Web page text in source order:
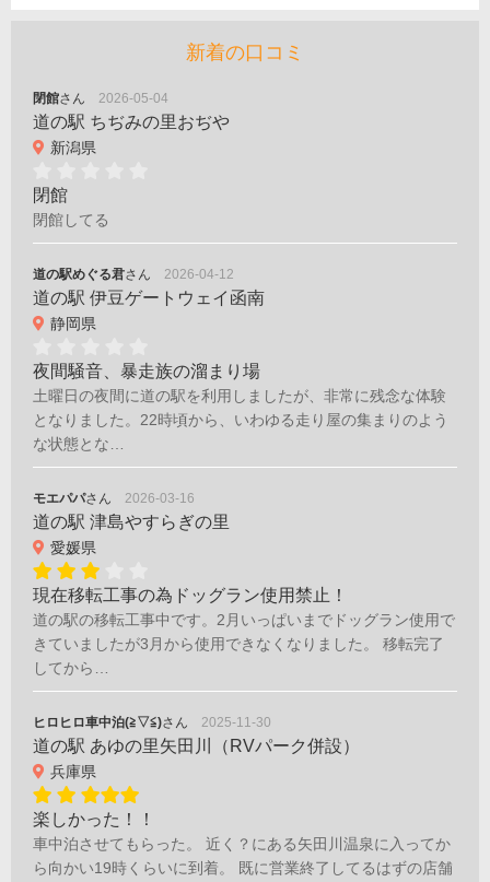
新着の口コミ
閉館さん 2026-05-04
道の駅 ちぢみの里おぢや
新潟県
閉館
閉館してる
道の駅めぐる君さん 2026-04-12
道の駅 伊豆ゲートウェイ函南
静岡県
夜間騒音、暴走族の溜まり場
土曜日の夜間に道の駅を利用しましたが、非常に残念な体験
となりました。22時頃から、いわゆる走り屋の集まりのよう
な状態とな…
モエパパさん 2026-03-16
道の駅 津島やすらぎの里
愛媛県
現在移転工事の為ドッグラン使用禁止！
道の駅の移転工事中です。2月いっぱいまでドッグラン使用で
きていましたが3月から使用できなくなりました。 移転完了
してから…
ヒロヒロ車中泊(≧▽≦)さん 2025-11-30
道の駅 あゆの里矢田川（RVパーク併設）
兵庫県
楽しかった！！
車中泊させてもらった。 近く？にある矢田川温泉に入ってか
ら向かい19時くらいに到着。 既に営業終了してるはずの店舗